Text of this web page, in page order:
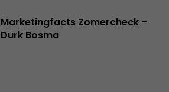
Marketingfacts Zomercheck –
Durk Bosma